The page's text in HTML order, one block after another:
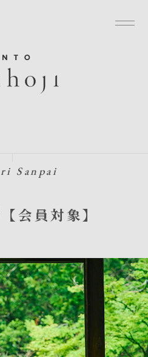
Sanpai
【会員対象】